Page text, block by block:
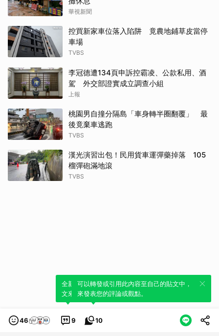
華視新聞
控買新家車位落入陷阱 竟農地鋪草皮當停
車場
TVBS
李冠德遭134頁申訴控霸凌、公款私用、酒
駕 外交部證實成立調查小組
上報
桃園男自撞分隔島「車身轉半圈翻覆」 最
後竟棄車逃跑
TVBS
漢光演習出包！民用貨車運彈藥掉落 105
榴彈砲滿地滾
TVBS
46 9
全新體驗！一鍵引用此內容，透過發布貼
文來輕鬆表達個人立場。
10
可以轉發或引用此內容至自己的貼文中，
來發表您的評論或觀點。